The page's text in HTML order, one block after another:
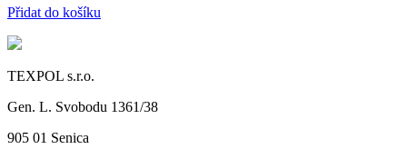
Přidat do košíku
TEXPOL s.r.o.
Gen. L. Svobodu 1361/38
905 01 Senica